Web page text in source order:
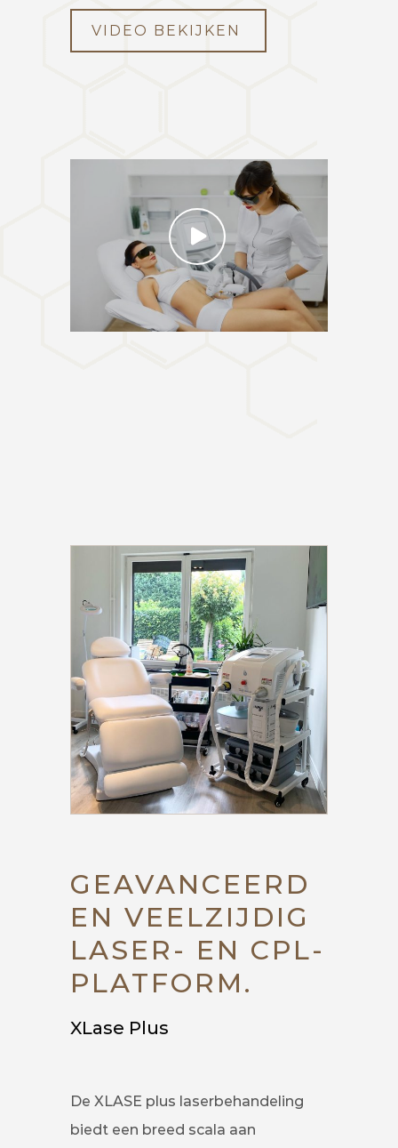
VIDEO BEKIJKEN
GEAVANCEERD
EN VEELZIJDIG
LASER- EN CPL-
PLATFORM.
XLase Plus
De XLASE plus laserbehandeling
biedt een breed scala aan